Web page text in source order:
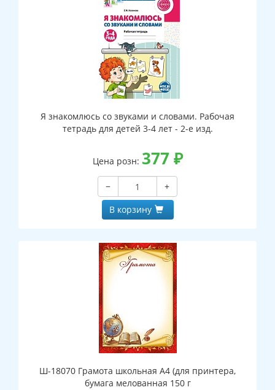
Я знакомлюсь со звуками и словами. Рабочая
тетрадь для детей 3-4 лет - 2-е изд.
Цена розн: 377 ₽
−
+
В корзину
Ш-18070 Грамота школьная А4 (для принтера,
бумага мелованная 150 г